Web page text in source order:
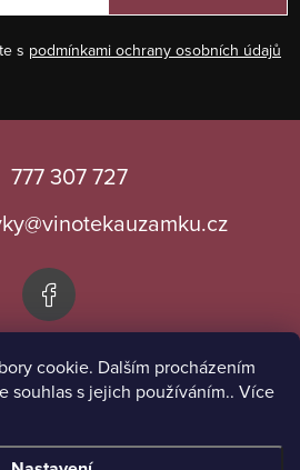
cookie. Dalším procházením
souhlas s jejich používáním.. Více
s podmínkami ochrany osobních údajů
777 307 727
@vinotekauzamku.cz